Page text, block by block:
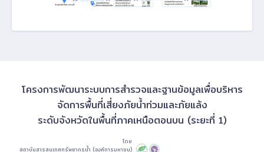
โครงการพัฒนาระบบการสำรวจและฐานข้อมูลเพื่อบริหาร
จัดการพื้นที่เสี่ยงภัยน้ำท่วมและภัยแล้ง
ระดับจังหวัดในพื้นที่ภาคเหนือตอนบน (ระยะที่ 1)
โดย
สถาบันสารสนเทศทรัพยากรน้ำ (องค์การมหาชน)